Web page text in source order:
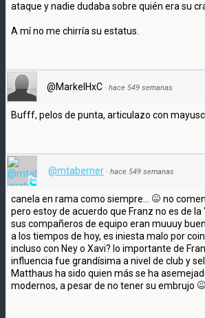
ataque y nadie dudaba sobre quién era su
A mí no me chirría su estatus.
@MarkelHxC · hace 549 semanas
Bufff, pelos de punta, articulazo con
@mtaberner · hace 549 semanas
canela en rama como siempre...
no
pero estoy de acuerdo que Franz no es de
sus compañeros de equipo eran muuuy
a los tiempos de hoy, es iniesta malo por
incluso con Ney o Xavi? lo importante de
influencia fue grandísima a nivel de club y
Matthaus ha sido quien más se ha
modernos, a pesar de no tener su embrujo